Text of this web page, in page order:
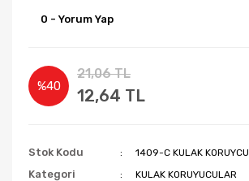
0 - Yorum Yap
%40
21,06 TL
12,64 TL
Stok Kodu 1409-C KULAK KORUYCU
Kategori KULAK KORUYUCULAR